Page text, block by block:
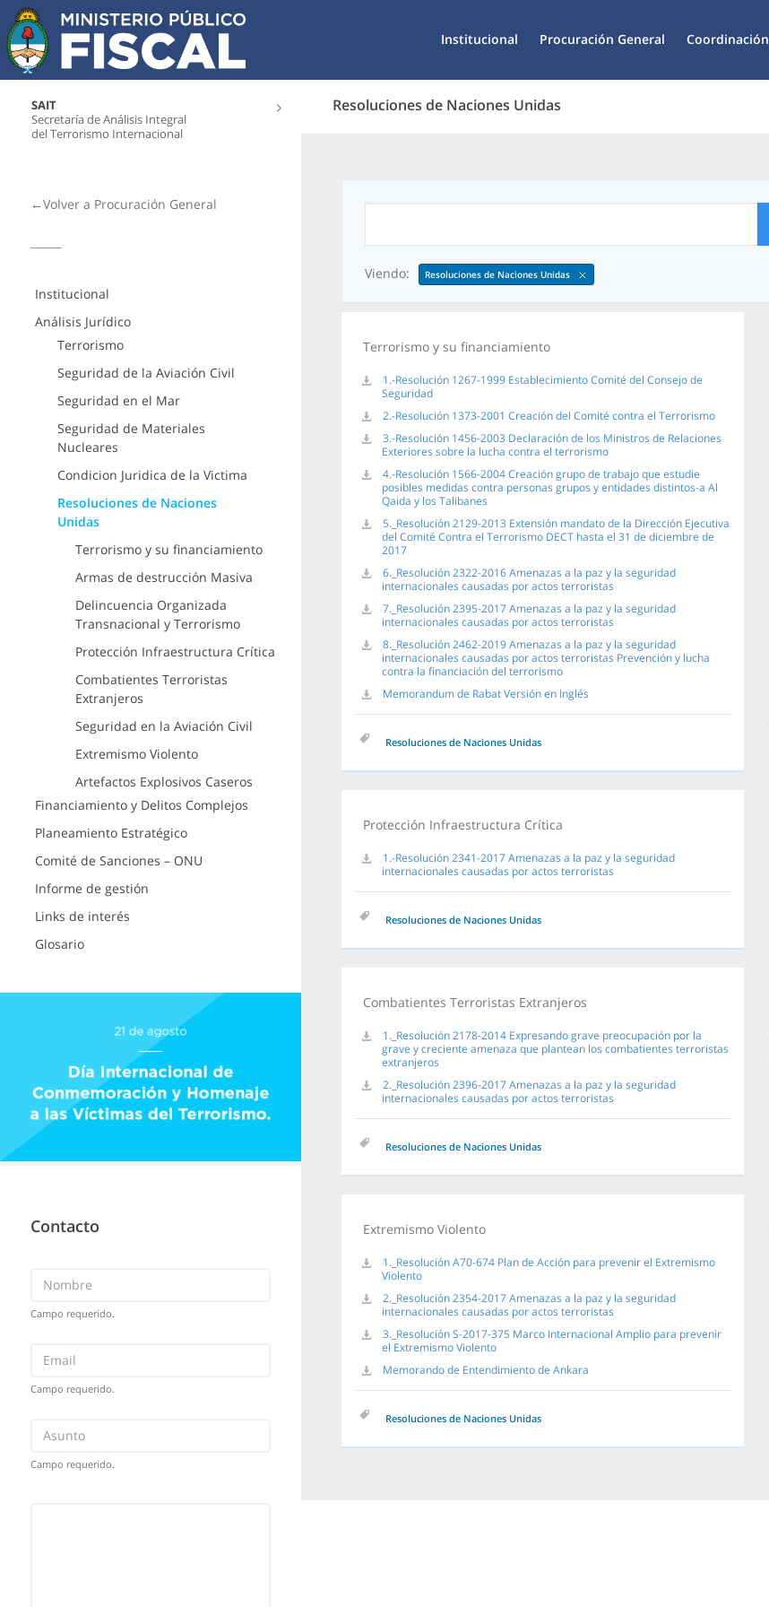
Institucional Procuración General Coordinación
SAIT
Secretaría de Análisis Integral
del Terrorismo Internacional
Resoluciones de Naciones Unidas
←Volver a Procuración General
Institucional
Análisis Jurídico
Terrorismo
Seguridad de la Aviación Civil
Seguridad en el Mar
Seguridad de Materiales
Nucleares
Condicion Juridica de la Victima
Resoluciones de Naciones
Unidas
Terrorismo y su financiamiento
Armas de destrucción Masiva
Delincuencia Organizada
Transnacional y Terrorismo
Protección Infraestructura Crítica
Combatientes Terroristas
Extranjeros
Seguridad en la Aviación Civil
Extremismo Violento
Artefactos Explosivos Caseros
Financiamiento y Delitos Complejos
Planeamiento Estratégico
Comité de Sanciones – ONU
Informe de gestión
Links de interés
Glosario
Contacto
Campo requerido.
Campo requerido.
Campo requerido.
Viendo: Resoluciones de Naciones Unidas
Terrorismo y su financiamiento
1.-Resolución 1267-1999 Establecimiento Comité del Consejo de
Seguridad
2.-Resolución 1373-2001 Creación del Comité contra el Terrorismo
3.-Resolución 1456-2003 Declaración de los Ministros de Relaciones
Exteriores sobre la lucha contra el terrorismo
4.-Resolución 1566-2004 Creación grupo de trabajo que estudie
posibles medidas contra personas grupos y entidades distintos-a Al
Qaida y los Talibanes
5._Resolución 2129-2013 Extensión mandato de la Dirección Ejecutiva
del Comité Contra el Terrorismo DECT hasta el 31 de diciembre de
2017
6._Resolución 2322-2016 Amenazas a la paz y la seguridad
internacionales causadas por actos terroristas
7._Resolución 2395-2017 Amenazas a la paz y la seguridad
internacionales causadas por actos terroristas
8._Resolución 2462-2019 Amenazas a la paz y la seguridad
internacionales causadas por actos terroristas Prevención y lucha
contra la financiación del terrorismo
Memorandum de Rabat Versión en Inglés
Resoluciones de Naciones Unidas
Protección Infraestructura Crítica
1.-Resolución 2341-2017 Amenazas a la paz y la seguridad
internacionales causadas por actos terroristas
Resoluciones de Naciones Unidas
Combatientes Terroristas Extranjeros
1._Resolución 2178-2014 Expresando grave preocupación por la
grave y creciente amenaza que plantean los combatientes terroristas
extranjeros
2._Resolución 2396-2017 Amenazas a la paz y la seguridad
internacionales causadas por actos terroristas
Resoluciones de Naciones Unidas
Extremismo Violento
1._Resolución A70-674 Plan de Acción para prevenir el Extremismo
Violento
2._Resolución 2354-2017 Amenazas a la paz y la seguridad
internacionales causadas por actos terroristas
3._Resolución S-2017-375 Marco Internacional Amplio para prevenir
el Extremismo Violento
Memorando de Entendimiento de Ankara
Resoluciones de Naciones Unidas